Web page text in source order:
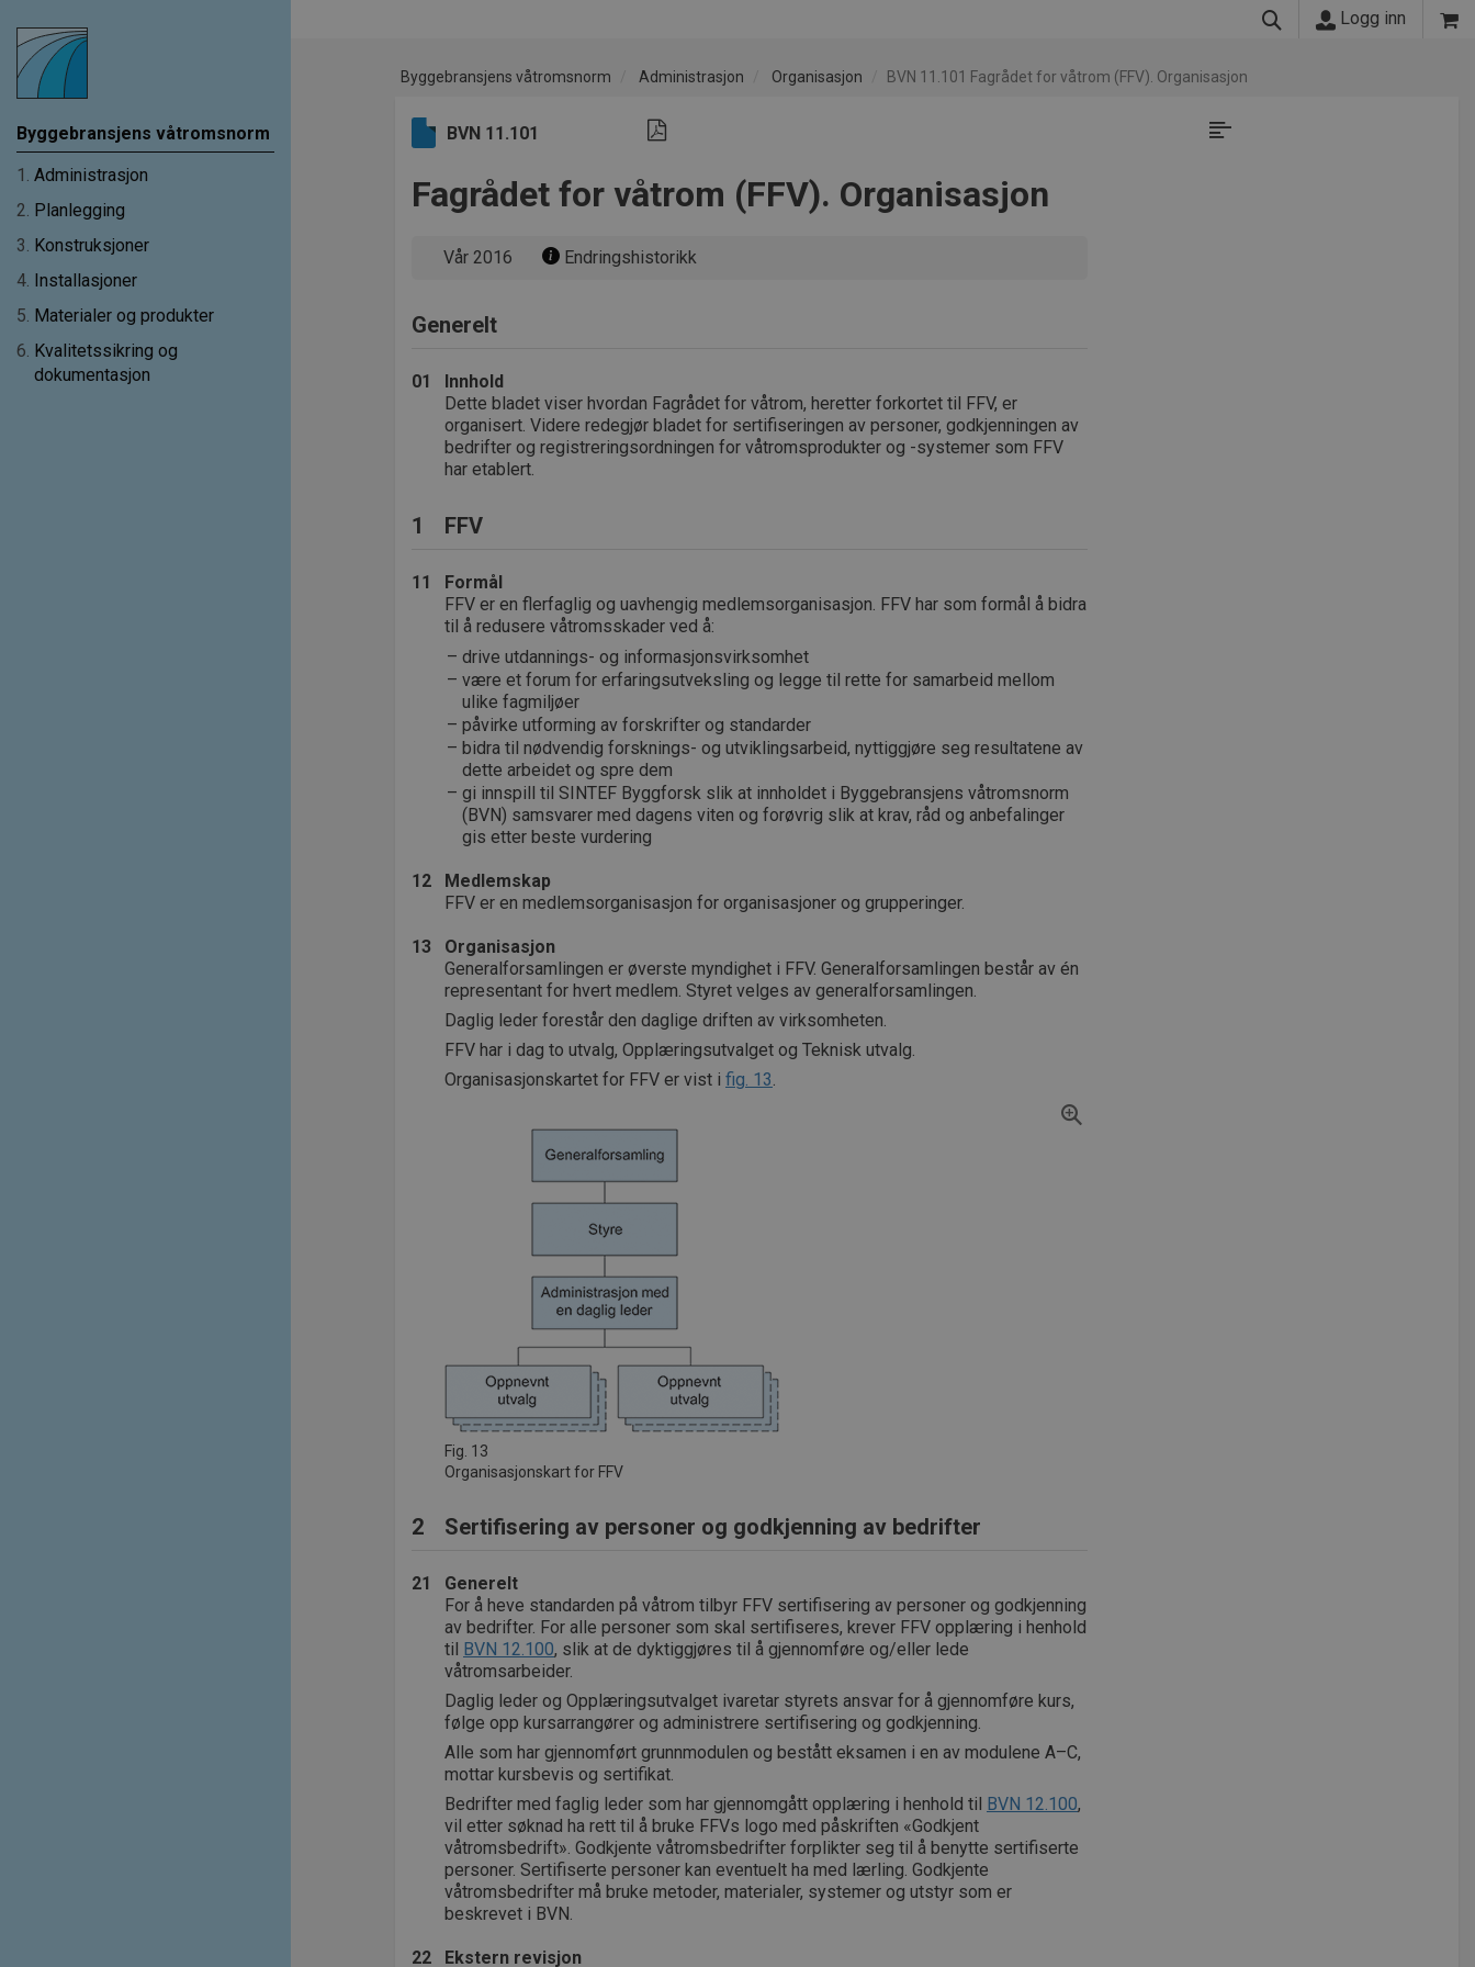
Byggebransjens våtromsnorm
1 . Administrasjon
2. Planlegging
3. Konstruksjoner
4. Installasjoner
5. Materialer og produkter
6. Kvalitetssikring og
dokumentasjon
Logg inn
Byggebransjens våtromsnorm Administrasjon Organisasjon BVN 11.101 Fagrådet for våtrom (FFV). Organisasjon
BVN 11.101
Fagrådet for våtrom (FFV). Organisasjon
Vår 2016 Endringshistorikk
Generelt
01
Innhold
Dette bladet viser hvordan Fagrådet for våtrom, heretter forkortet til FFV, er
organisert. Videre redegjør bladet for sertifiseringen av personer, godkjenningen av
bedrifter og registreringsordningen for våtromsprodukter og -systemer som FFV
har etablert.
1 FFV
11
Formål
FFV er en flerfaglig og uavhengig medlemsorganisasjon. FFV har som formål å bidra
til å redusere våtromsskader ved å:
drive utdannings- og informasjonsvirksomhet
være et forum for erfaringsutveksling og legge til rette for samarbeid mellom
ulike fagmiljøer
påvirke utforming av forskrifter og standarder
bidra til nødvendig forsknings- og utviklingsarbeid, nyttiggjøre seg resultatene av
dette arbeidet og spre dem
gi innspill til SINTEF Byggforsk slik at innholdet i Byggebransjens våtromsnorm
(BVN) samsvarer med dagens viten og forøvrig slik at krav, råd og anbefalinger
gis etter beste vurdering
12
Medlemskap
FFV er en medlemsorganisasjon for organisasjoner og grupperinger.
13
Organisasjon
Generalforsamlingen er øverste myndighet i FFV. Generalforsamlingen består av én
representant for hvert medlem. Styret velges av generalforsamlingen.
Daglig leder forestår den daglige driften av virksomheten.
FFV har i dag to utvalg, Opplæringsutvalget og Teknisk utvalg.
Organisasjonskartet for FFV er vist i fig. 13.
Fig. 13
Organisasjonskart for FFV
2 Sertifisering av personer og godkjenning av bedrifter
21
Generelt
For å heve standarden på våtrom tilbyr FFV sertifisering av personer og godkjenning
av bedrifter. For alle personer som skal sertifiseres, krever FFV opplæring i henhold
til BVN 12.100, slik at de dyktiggjøres til å gjennomføre og/eller lede
våtromsarbeider.
Daglig leder og Opplæringsutvalget ivaretar styrets ansvar for å gjennomføre kurs,
følge opp kursarrangører og administrere sertifisering og godkjenning.
Alle som har gjennomført grunnmodulen og bestått eksamen i en av modulene A–C,
mottar kursbevis og sertifikat.
Bedrifter med faglig leder som har gjennomgått opplæring i henhold til BVN 12.100,
vil etter søknad ha rett til å bruke FFVs logo med påskriften «Godkjent
våtromsbedrift». Godkjente våtromsbedrifter forplikter seg til å benytte sertifiserte
personer. Sertifiserte personer kan eventuelt ha med lærling. Godkjente
våtromsbedrifter må bruke metoder, materialer, systemer og utstyr som er
beskrevet i BVN.
22
Ekstern revisjon